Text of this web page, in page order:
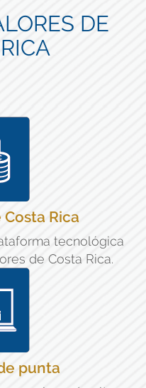
DE
Rica
tecnológica
de Costa Rica.
punta